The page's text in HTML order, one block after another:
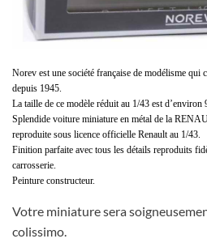
Norev est une société française de modélisme qui
depuis 1945.
La taille de ce modèle réduit au 1/43 est d’environ
Splendide voiture miniature en métal de la
reproduite sous licence officielle Renault au 1/43.
Finition parfaite avec tous les détails reproduits
carrosserie.
Peinture constructeur.
Votre miniature sera
colissimo.